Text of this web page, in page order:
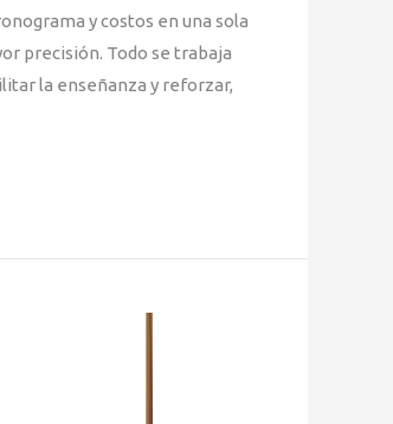
y costos en una sola
precisión. Todo se trabaja
la enseñanza y reforzar,